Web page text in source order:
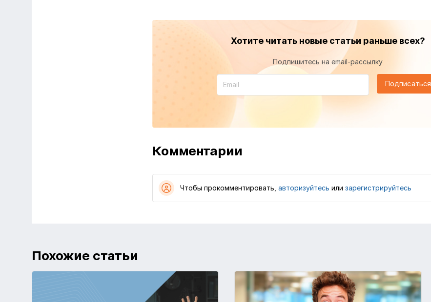
Хотите читать новые статьи раньше всех?
Подпишитесь на email-рассылку
Подписаться
Комментарии
Чтобы прокомментировать, авторизуйтесь или зарегистрируйтесь
Похожие статьи